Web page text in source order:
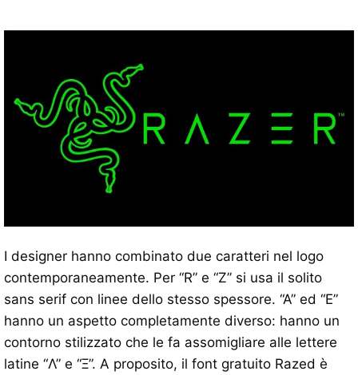
I designer hanno combinato due caratteri nel logo
contemporaneamente. Per “R” e “Z” si usa il solito
sans serif con linee dello stesso spessore. “A” ed “E”
hanno un aspetto completamente diverso: hanno un
contorno stilizzato che le fa assomigliare alle lettere
latine “Λ” e “Ξ”. A proposito, il font gratuito Razed è